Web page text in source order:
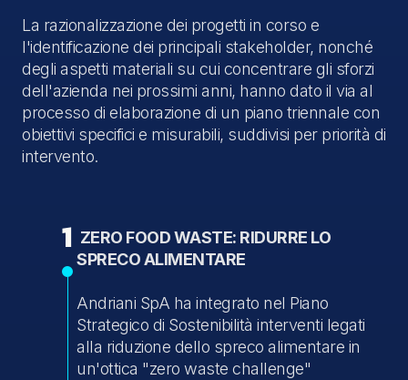
La razionalizzazione dei progetti in corso e
l'identificazione dei principali stakeholder, nonché
degli aspetti materiali su cui concentrare gli sforzi
dell'azienda nei prossimi anni, hanno dato il via al
processo di elaborazione di un piano triennale con
obiettivi specifici e misurabili, suddivisi per priorità di
intervento.
1 ZERO FOOD WASTE: RIDURRE LO
SPRECO ALIMENTARE
Andriani SpA ha integrato nel Piano
Strategico di Sostenibilità interventi legati
alla riduzione dello spreco alimentare in
un'ottica "zero waste challenge"